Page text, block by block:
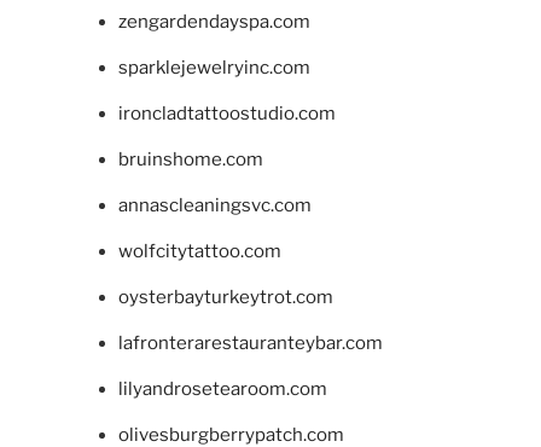
zengardendayspa.com
sparklejewelryinc.com
ironcladtattoostudio.com
bruinshome.com
annascleaningsvc.com
wolfcitytattoo.com
oysterbayturkeytrot.com
lafronterarestauranteybar.com
lilyandrosetearoom.com
olivesburgberrypatch.com